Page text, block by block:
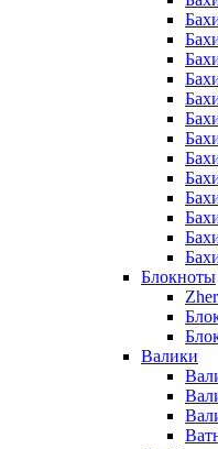
Блокноты
Валики